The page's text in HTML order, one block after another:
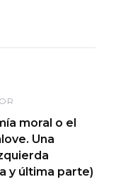
moral o el
Una
y última parte)